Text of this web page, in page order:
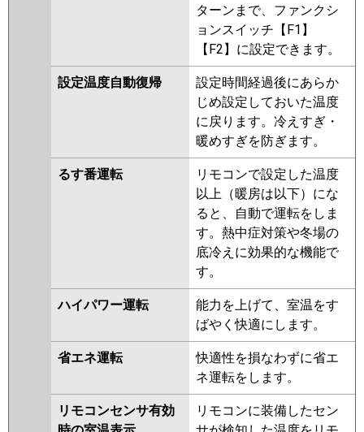
ターンまで、ファンクシ
ョンスイッチ【F1】
【F2】に設定できます。
設定温度自動復帰
設定時間経過後にあらか
じめ設定しておいた温度
に戻ります。冷えすぎ・
暖めすぎを防ぎます。
るす番運転
リモコンで設定した温度
以上（暖房は以下）にな
ると、自動で運転をしま
す。熱中症対策や冬場の
底冷えに効果的な機能で
す。
ハイパワー運転
能力を上げて、室温をす
ばやく快適にします。
省エネ運転
快適性を損なわずに省エ
ネ運転をします。
リモコンセンサ有効
リモコンに装備したセン